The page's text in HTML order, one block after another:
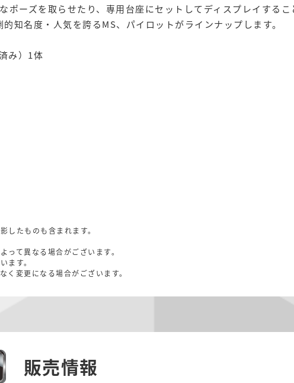
ポーズを取らせたり、専用台座にセットしてディスプレイする
知名度・人気を誇るMS、パイロットがラインナップします。
み）1体
たものも含まれます。
て異なる場合がございます。
ます。
変更になる場合がございます。
販売情報